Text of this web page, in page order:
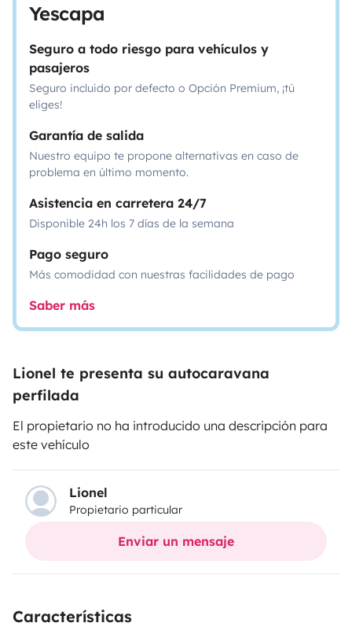
Yescapa
Seguro a todo riesgo para vehículos y
pasajeros
Seguro incluido por defecto o Opción Premium, ¡tú
eliges!
Garantía de salida
Nuestro equipo te propone alternativas en caso de
problema en último momento.
Asistencia en carretera 24/7
Disponible 24h los 7 días de la semana
Pago seguro
Más comodidad con nuestras facilidades de pago
Saber más
Lionel te presenta su autocaravana
perfilada
El propietario no ha introducido una descripción para
este vehículo
Lionel
Propietario particular
Enviar un mensaje
Características